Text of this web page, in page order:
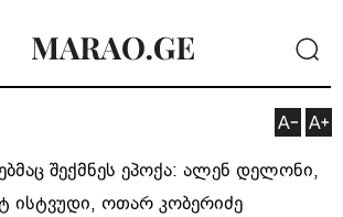
შექმნეს ეპოქა: ალენ დელონი,
ისტვუდი, ოთარ კობერიძე